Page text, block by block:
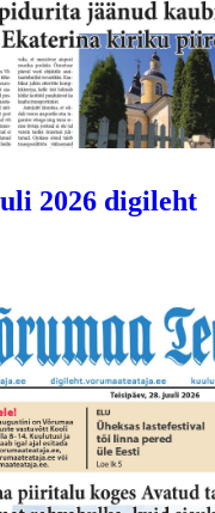
2026 digileht